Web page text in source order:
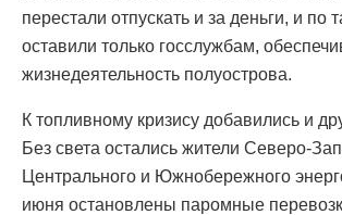
перестали отпускать и за деньги, и по
оставили только госслужбам,
жизнедеятельность полуострова.
К топливному кризису добавились и
Без света остались жители Северо-
Центрального и Южнобережного
июня остановлены паромные